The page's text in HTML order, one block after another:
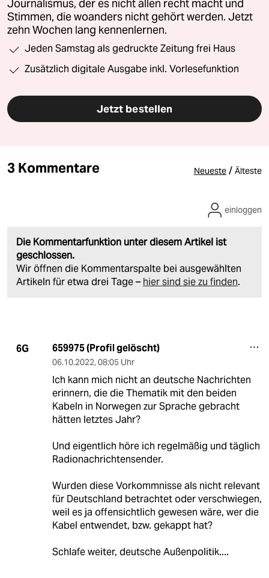
Journalismus, der es nicht allen recht macht und
Stimmen, die woanders nicht gehört werden. Jetzt
zehn Wochen lang kennenlernen.
Jeden Samstag als gedruckte Zeitung frei Haus
Zusätzlich digitale Ausgabe inkl. Vorlesefunktion
Jetzt bestellen
3 Kommentare Neueste / Älteste
Die Kommentarfunktion unter diesem Artikel ist
geschlossen.
Wir öffnen die Kommentarspalte bei ausgewählten
Artikeln für etwa drei Tage – hier sind sie zu finden.
einloggen
6G 659975 (Profil gelöscht)
06.10.2022, 08:05 Uhr
Ich kann mich nicht an deutsche Nachrichten
erinnern, die die Thematik mit den beiden
Kabeln in Norwegen zur Sprache gebracht
hätten letztes Jahr?
Und eigentlich höre ich regelmäßig und täglich
Radionachrichtensender.
Wurden diese Vorkommnisse als nicht relevant
für Deutschland betrachtet oder verschwiegen,
weil es ja offensichtlich gewesen wäre, wer die
Kabel entwendet, bzw. gekappt hat?
Schlafe weiter, deutsche Außenpolitik....